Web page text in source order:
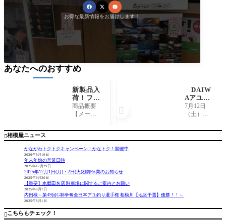
お得な最新情報をお届けします！
相模屋ニュース
かながわトクトクキャンペーン！かなトク！開催中
2026年6月19日
年末年始の営業日時
2025年12月29日
2025年12月1日(月)・2日(火)棚卸休業のお知らせ
2025年9月30日
【重要】水郷田名店 駐車場に関するご案内とお願い
2025年9月7日
内田様～第49回G杯争奪全日本アユ釣り選手権 相模川【地区予選】優勝！！～
2025年8月1日
こちらもチェック！
あなたへのおすすめ
新製品入
荷！フジ
ワラ『ト
ラフグシ
号グロ
オレン
ー』
商品概要
【メーカ
ジワラ
名】 ト
号グロー/
ンジ/蛍光
イエロー
フジワラ
の新製品
DAIW
Aアユイ
ングバト
ルin相模
魔しまし
7月12日
（土）にD
イングバ
いる最中
にちょこ
